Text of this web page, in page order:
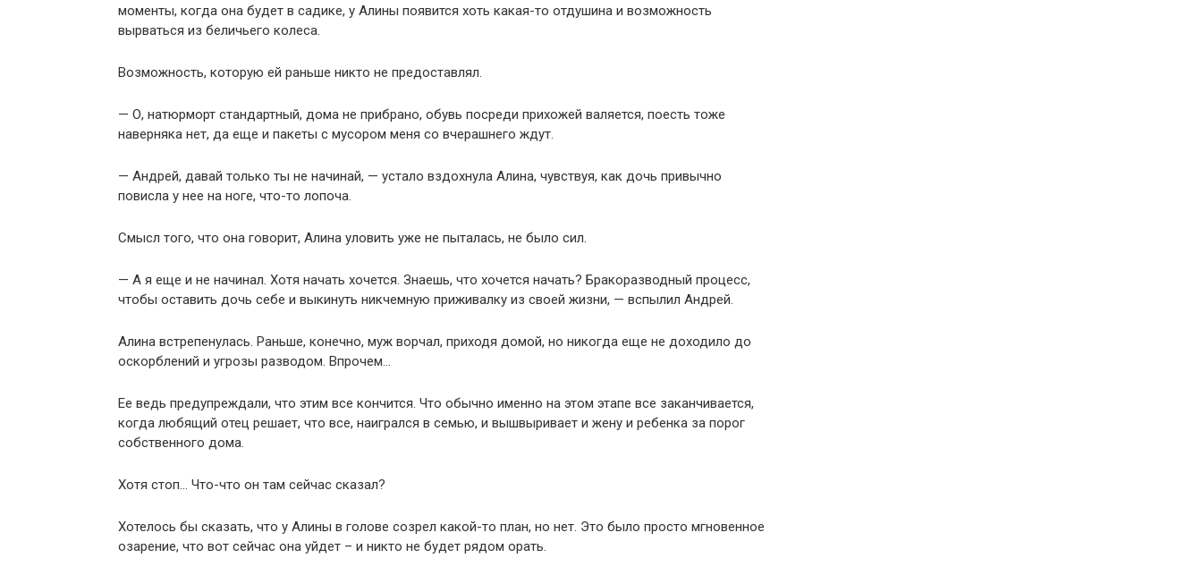
моменты, когда она будет в садике, у Алины появится хоть какая-то отдушина и возможность
вырваться из беличьего колеса.
Возможность, которую ей раньше никто не предоставлял.
— О, натюрморт стандартный, дома не прибрано, обувь посреди прихожей валяется, поесть тоже
наверняка нет, да еще и пакеты с мусором меня со вчерашнего ждут.
— Андрей, давай только ты не начинай, — устало вздохнула Алина, чувствуя, как дочь привычно
повисла у нее на ноге, что-то лопоча.
Смысл того, что она говорит, Алина уловить уже не пыталась, не было сил.
— А я еще и не начинал. Хотя начать хочется. Знаешь, что хочется начать? Бракоразводный процесс,
чтобы оставить дочь себе и выкинуть никчемную приживалку из своей жизни, — вспылил Андрей.
Алина встрепенулась. Раньше, конечно, муж ворчал, приходя домой, но никогда еще не доходило до
оскорблений и угрозы разводом. Впрочем…
Ее ведь предупреждали, что этим все кончится. Что обычно именно на этом этапе все заканчивается,
когда любящий отец решает, что все, наигрался в семью, и вышвыривает и жену и ребенка за порог
собственного дома.
Хотя стоп… Что-что он там сейчас сказал?
Хотелось бы сказать, что у Алины в голове созрел какой-то план, но нет. Это было просто мгновенное
озарение, что вот сейчас она уйдет – и никто не будет рядом орать.